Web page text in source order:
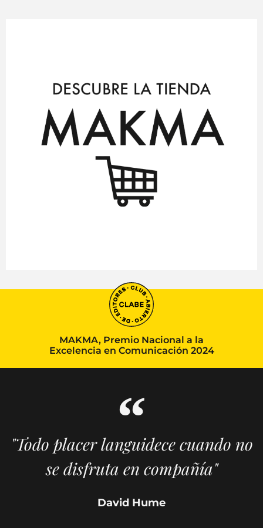
MAKMA, Premio Nacional a la
Excelencia en Comunicación 2024
"Todo placer languidece cuando no
se disfruta en compañía"
David Hume